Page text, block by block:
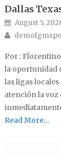
Dallas
Posted on
August 5,
Author
Por :
la oportunidad
las ligas
atención la voz
Read More…